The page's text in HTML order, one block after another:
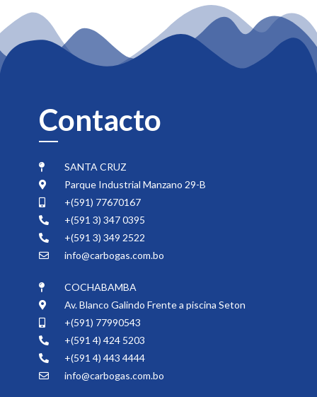
Contacto
SANTA CRUZ
Parque Industrial Manzano 29-B
+(591) 77670167
+(591 3) 347 0395
+(591 3) 349 2522
info@carbogas.com.bo
COCHABAMBA
Av. Blanco Galindo Frente a piscina Seton
+(591) 77990543
+(591 4) 424 5203
+(591 4) 443 4444
info@carbogas.com.bo